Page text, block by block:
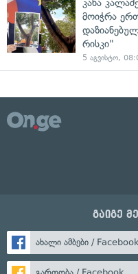
კახა
მოიჭრა
რისკი"
5 აგვისტო,
გაიგე
ახალი ამბები /